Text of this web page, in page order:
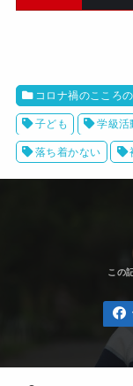
コロナ禍のこころ
子ども 学級活
落ち着かない